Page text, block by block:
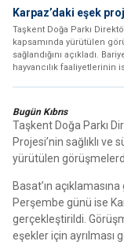
Karpaz’daki eşek
Taşkent Doğa Parkı
kapsamında yürütülen
sağlandığını açıkladı.
hayvancılık faaliyetlerinin
Bugün Kıbrıs
Taşkent Doğa Parkı
Projesi’nin sağlıklı
yürütülen
Basat’ın
Perşembe günü ise
gerçekleştirildi.
eşekler için ayrılması